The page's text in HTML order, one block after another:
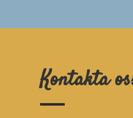
Kontakta